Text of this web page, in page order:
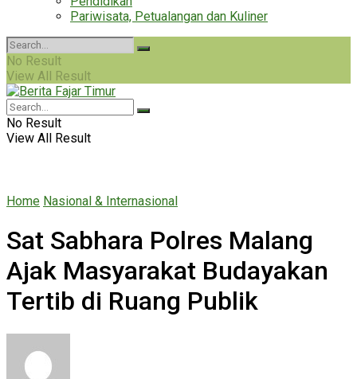
Pariwisata, Petualangan dan Kuliner
No Result
View All Result
No Result
View All Result
Home Nasional & Internasional
Sat Sabhara Polres Malang
Ajak Masyarakat Budayakan
Tertib di Ruang Publik